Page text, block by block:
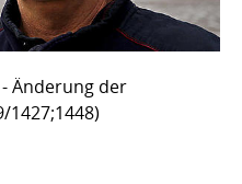
- Änderung der
1427;1448)